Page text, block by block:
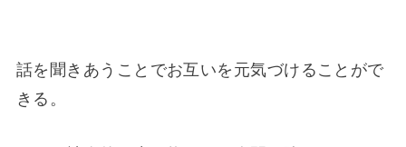
話を聞きあうことでお互いを元気づけることがで
きる。